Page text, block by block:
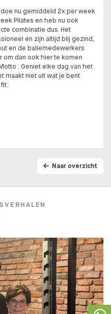
nu gemiddeld 2x per week
Pilates en heb nu ook
combinatie dus. Het
en zijn altijd blij gezind,
en de baliemedewerkers
om dan ook hier te komen
: Geniet elke dag van het
maakt niet uit wat je bent
Naar overzicht